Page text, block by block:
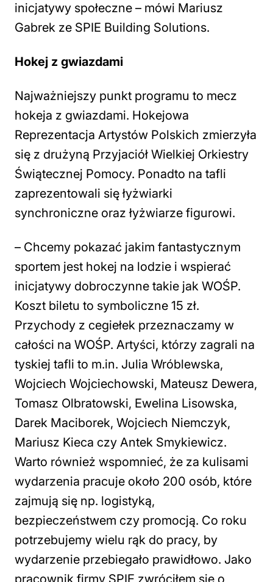
inicjatywy społeczne – mówi Mariusz
Gabrek ze SPIE Building Solutions.
Hokej z gwiazdami
Najważniejszy punkt programu to mecz
hokeja z gwiazdami. Hokejowa
Reprezentacja Artystów Polskich zmierzyła
się z drużyną Przyjaciół Wielkiej Orkiestry
Świątecznej Pomocy. Ponadto na tafli
zaprezentowali się łyżwiarki
synchroniczne oraz łyżwiarze figurowi.
– Chcemy pokazać jakim fantastycznym
sportem jest hokej na lodzie i wspierać
inicjatywy dobroczynne takie jak WOŚP.
Koszt biletu to symboliczne 15 zł.
Przychody z cegiełek przeznaczamy w
całości na WOŚP. Artyści, którzy zagrali na
tyskiej tafli to m.in. Julia Wróblewska,
Wojciech Wojciechowski, Mateusz Dewera,
Tomasz Olbratowski, Ewelina Lisowska,
Darek Maciborek, Wojciech Niemczyk,
Mariusz Kieca czy Antek Smykiewicz.
Warto również wspomnieć, że za kulisami
wydarzenia pracuje około 200 osób, które
zajmują się np. logistyką,
bezpieczeństwem czy promocją. Co roku
potrzebujemy wielu rąk do pracy, by
wydarzenie przebiegało prawidłowo. Jako